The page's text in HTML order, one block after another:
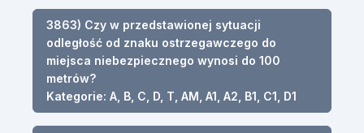
3863) Czy w przedstawionej sytuacji
odległość od znaku ostrzegawczego do
miejsca niebezpiecznego wynosi do 100
metrów?
Kategorie: A, B, C, D, T, AM, A1, A2, B1, C1, D1